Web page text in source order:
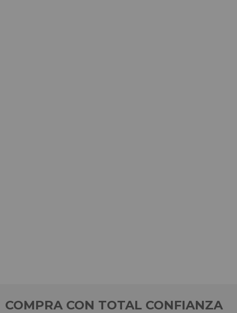
COMPRA CON TOTAL CONFIANZA